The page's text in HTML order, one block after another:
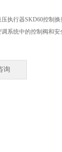
执行器SKD60控制换
系统中的控制阀和
询